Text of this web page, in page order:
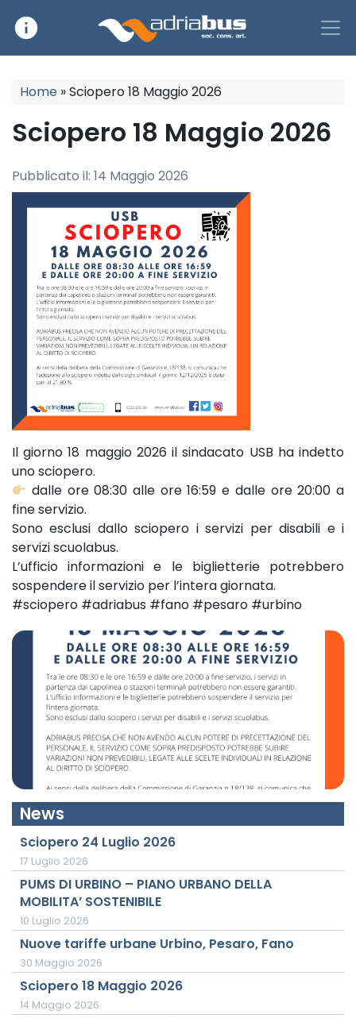
Main Navigation
info
News
Sciopero 24 Luglio 2026
17 Luglio 2026
PUMS DI URBINO – PIANO URBANO DELLA
MOBILITA’ SOSTENIBILE
10 Luglio 2026
Nuove tariffe urbane Urbino, Pesaro, Fano
30 Maggio 2026
Sciopero 18 Maggio 2026
14 Maggio 2026
Home »Sciopero 18 Maggio 2026
Sciopero 18 Maggio 2026
Pubblicato il: 14 Maggio 2026
Il giorno 18 maggio 2026 il sindacato USB ha indetto
uno sciopero.
dalle ore 08:30 alle ore 16:59 e dalle ore 20:00 a
fine servizio.
Sono esclusi dallo sciopero i servizi per disabili e i
servizi scuolabus.
L’ufficio informazioni e le biglietterie potrebbero
sospendere il servizio per l’intera giornata.
#sciopero #adriabus #fano #pesaro #urbino